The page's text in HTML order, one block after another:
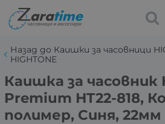
Назад до Каишки за часовници
HIGHTONE
Каишка за часовник
Premium HT22-818,
полимер, Синя, 22мм